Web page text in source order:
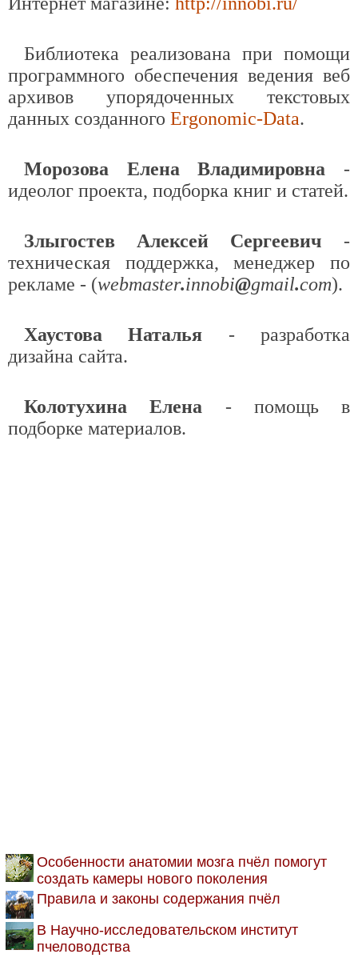
Библиотека реализована при помощи
программного обеспечения ведения веб
архивов упорядоченных текстовых
данных созданного Ergonomic-Data.
Морозова Елена Владимировна -
идеолог проекта, подборка книг и статей.
Злыгостев Алексей Сергеевич -
техническая поддержка, менеджер по
рекламе - (webmaster.innobi@gmail.com).
Хаустова Наталья - разработка
дизайна сайта.
Колотухина Елена - помощь в
подборке материалов.
Особенности анатомии мозга пчёл помогут
создать камеры нового поколения
Правила и законы содержания пчёл
В Научно-исследовательском институт
пчеловодства